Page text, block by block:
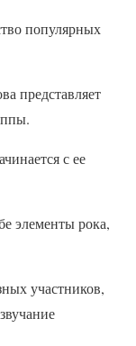
популярных
представляет
с ее
элементы рока,
участников,